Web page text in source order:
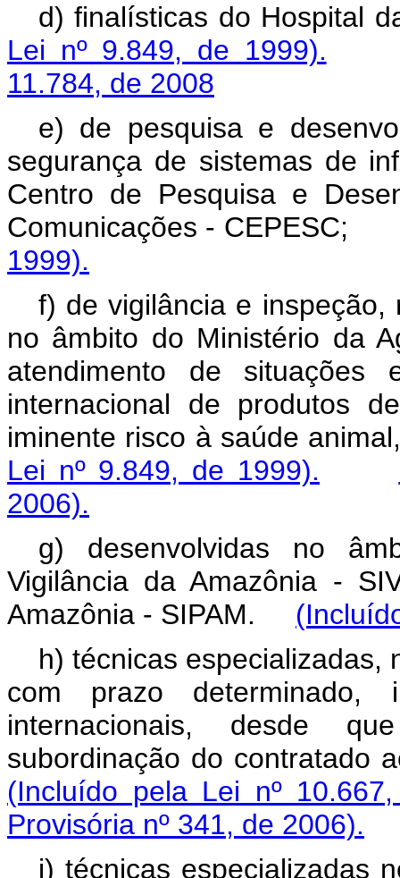
d) finalísticas do Hospital
Lei nº 9.849, de 1999).
11.784, de 2008
e) de pesquisa e
segurança de sistemas de
Centro de Pesquisa e
Comunicações -
1999).
f) de vigilância e inspeção,
no âmbito do Ministério da
atendimento de situações
internacional de produtos
iminente risco à saúde
Lei nº 9.849, de 1999).
2006).
g) desenvolvidas no
Vigilância da Amazônia -
Amazônia - SIPAM.
h) técnicas especializadas,
com prazo determinado,
internacionais, desde
subordinação do
(Incluído pela Lei nº
Provisória nº 341, de 2006).
i) técnicas especializadas